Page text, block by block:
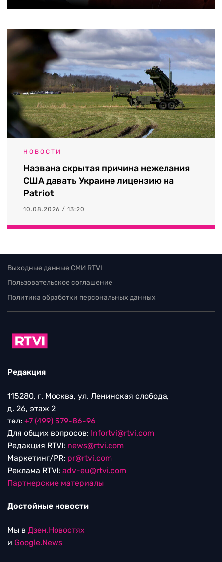
НОВОСТИ
Названа скрытая причина нежелания
США давать Украине лицензию на
Patriot
10.08.2026 / 13:20
Выходные данные СМИ RTVI
Пользовательское соглашение
Политика обработки персональных данных
Редакция
115280, г. Москва, ул. Ленинская слобода,
д. 26, этаж 2
тел: +7 (499) 579-86-96
Для общих вопросов: Infortvi@rtvi.com
Редакция RTVI: news@rtvi.com
Маркетинг/PR: pr@rtvi.com
Реклама RTVI: adv-eu@rtvi.com
Партнерские материалы
Достойные новости
Мы в Дзен.Новостях
и Google.News